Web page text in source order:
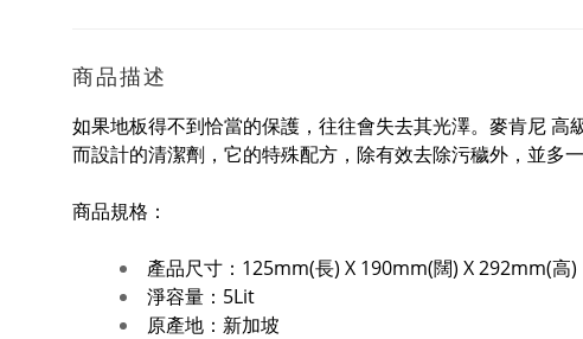
商品描述
如果地板得不到恰當的保護，往往會失去其光澤。麥肯尼
而設計的清潔劑，它的特殊配方，除有效去除污穢外，並多
商品規格：
產品尺寸：125mm(長) X 190mm(闊) X 292mm(高)
淨容量：5Lit
原產地：新加坡